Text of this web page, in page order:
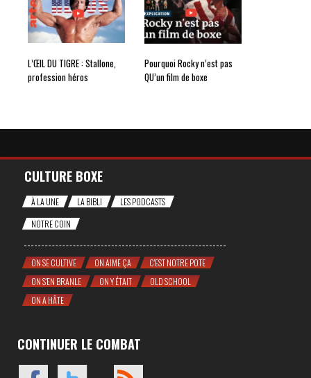
L’ŒIL DU TIGRE : Stallone,
profession héros
Pourquoi Rocky n’est pas
QU’un film de boxe
CULTURE BOXE
À LA UNE LA BIBLI
LES PODCASTS
NOTRE COIN
ON SE CULTIVE ON AIME ÇA
C'EST NOTRE POTE
ON S'EN BRANLE
ON Y ÉTAIT
OLD SCHOOL
ON A HÂTE
CONTINUER LE COMBAT